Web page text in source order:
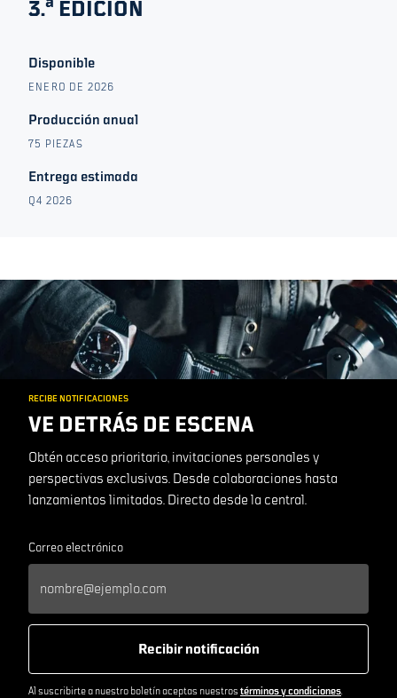
3.ª EDICIÓN
Disponible
ENERO DE 2026
Producción anual
75 PIEZAS
Entrega estimada
Q4 2026
RECIBE NOTIFICACIONES
VE DETRÁS DE ESCENA
Obtén acceso prioritario, invitaciones personales y
perspectivas exclusivas. Desde colaboraciones hasta
lanzamientos limitados. Directo desde la central.
Correo electrónico
Recibir notificación
Al suscribirte a nuestro boletín aceptas nuestrostérminos y condiciones.